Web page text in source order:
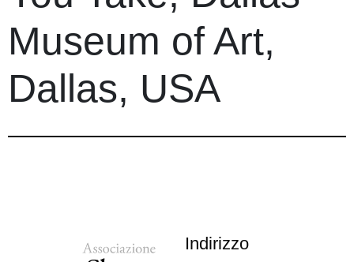
Museum of Art,
Dallas, USA
Indirizzo